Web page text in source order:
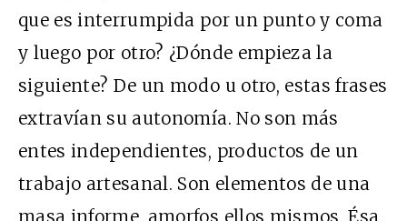
que es interrumpida por un punto y coma
y luego por otro? ¿Dónde empieza la
siguiente? De un modo u otro, estas frases
extravían su autonomía. No son más
entes independientes, productos de un
trabajo artesanal. Son elementos de una
masa informe, amorfos ellos mismos. Ésa,